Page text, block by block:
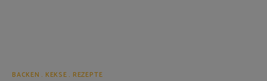
BACKEN KEKSE REZEPTE